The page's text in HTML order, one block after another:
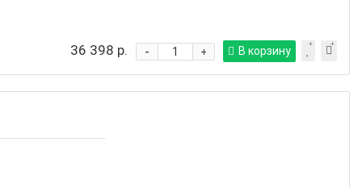
36 398 р. +
- В корзину